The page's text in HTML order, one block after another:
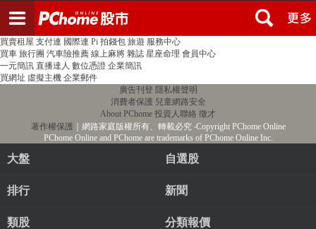
PChome首頁 線上購物 24h購物 書店
買賣租屋 支付連 國際連 Pi 拍錢包 旅遊 服務中心
買車 旅行團 汽車險推薦 線上麻將 雜誌 星座命理 會員中心
一元簡訊 直播達人 數位憑證 企業簡訊
買網址 虛擬主機 企業郵件
廣告刊登 隱私權聲明
消費者保護 兒童網路安全
About PChome 投資人聯絡 徵才
著作權保護 ｜網路家庭版權所有、轉載必究‧Copyright PChome Online
PChome Online and PChome are trademarks of PChome Online Inc.
大盤 自選股
排行 新聞
類股 分類報價